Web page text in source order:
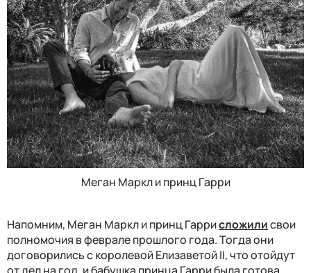
Меган Маркл и принц Гарри
Напомним, Меган Маркл и принц Гаррисложилисвои
полномочия в феврале прошлого года. Тогда они
договорились с королевой Елизаветой II, что отойдут